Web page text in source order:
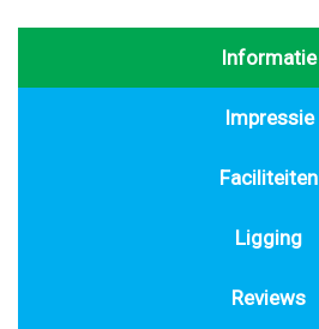
Informatie
Impressie
Faciliteiten
Ligging
Reviews